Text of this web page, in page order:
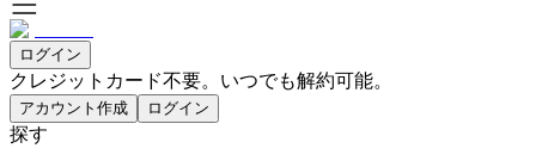
ログイン
クレジットカード不要。いつでも解約可能。
アカウント作成 ログイン
探す